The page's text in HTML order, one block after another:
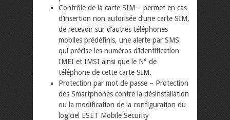
Contrôle de la carte SIM – permet en cas
d’insertion non autorisée d’une carte SIM,
de recevoir sur d’autres téléphones
mobiles prédéfinis, une alerte par SMS
qui précise les numéros d’identification
IMEI et IMSI ainsi que le N° de
téléphone de cette carte SIM.
Protection par mot de passe – Protection
des Smartphones contre la désinstallation
ou la modification de la configuration du
logiciel ESET Mobile Security